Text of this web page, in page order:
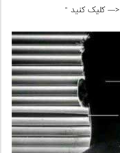
<— کلیک کنید “